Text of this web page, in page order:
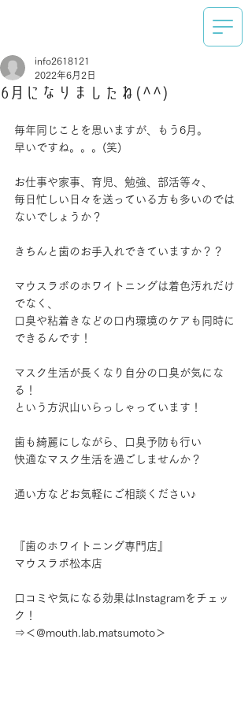
6月になりましたね(^^)
info2618121
2022年6月2日
毎年同じことを思いますが、もう6月。
早いですね。。。(笑)
お仕事や家事、育児、勉強、部活等々、
毎日忙しい日々を送っている方も多いのでは
ないでしょうか？
きちんと歯のお手入れできていますか？？
マウスラボのホワイトニングは着色汚れだけ
でなく、
口臭や粘着きなどの口内環境のケアも同時に
できるんです！
マスク生活が長くなり自分の口臭が気にな
る！
という方沢山いらっしゃっています！
歯も綺麗にしながら、口臭予防も行い
快適なマスク生活を過ごしませんか？
通い方などお気軽にご相談ください♪
『歯のホワイトニング専門店』
マウスラボ松本店
口コミや気になる効果はInstagramをチェッ
ク！
⇒＜@mouth.lab.matsumoto＞